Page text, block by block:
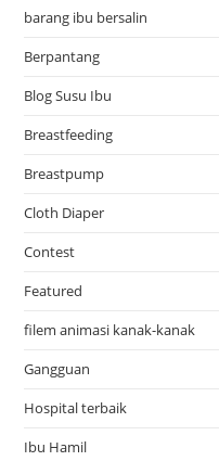
barang ibu bersalin
Berpantang
Blog Susu Ibu
Breastfeeding
Breastpump
Cloth Diaper
Contest
Featured
filem animasi kanak-kanak
Gangguan
Hospital terbaik
Ibu Hamil